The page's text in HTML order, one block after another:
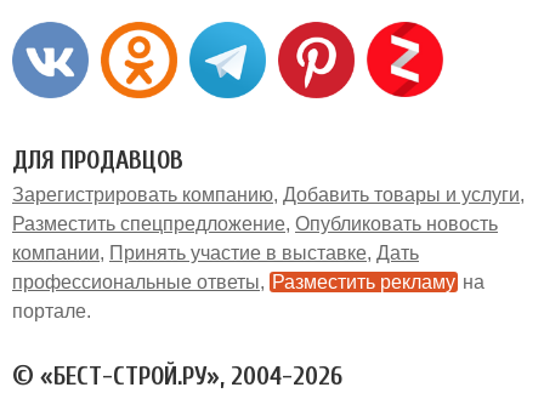
ДЛЯ ПРОДАВЦОВ
Зарегистрировать компанию Добавить товары и услуги
Разместить спецпредложение Опубликовать новость
компании
Принять участие в выставке Дать
профессиональные ответы
Разместить рекламу на
портале
© «БЕСТ-СТРОЙ.РУ», 2004-2026